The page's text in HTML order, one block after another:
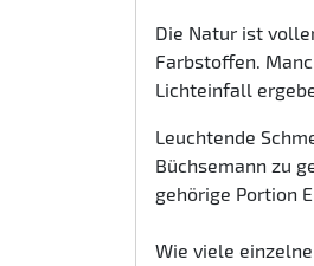
Die Natur ist
Farbstoffen.
Lichteinfall
Leuchtende
Büchsemann zu
gehörige Portion
Wie viele